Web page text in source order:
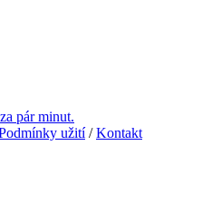
pár minut.
užití/Kontakt